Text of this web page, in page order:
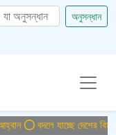
অনুসন্ধান
বদলে যাচ্ছে দেশের বিমান ও